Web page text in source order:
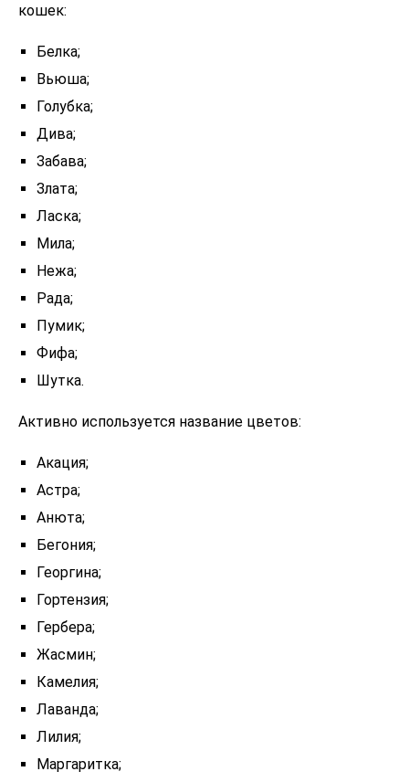
кошек:
Белка;
Вьюша;
Голубка;
Дива;
Забава;
Злата;
Ласка;
Мила;
Нежа;
Рада;
Пумик;
Фифа;
Шутка.
Активно используется название цветов:
Акация;
Астра;
Анюта;
Бегония;
Георгина;
Гортензия;
Гербера;
Жасмин;
Камелия;
Лаванда;
Лилия;
Маргаритка;